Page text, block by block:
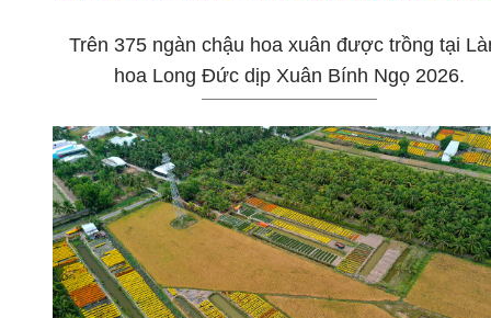
Trên 375 ngàn chậu hoa xuân được trồng tại
hoa Long Đức dịp Xuân Bính Ngọ 2026.